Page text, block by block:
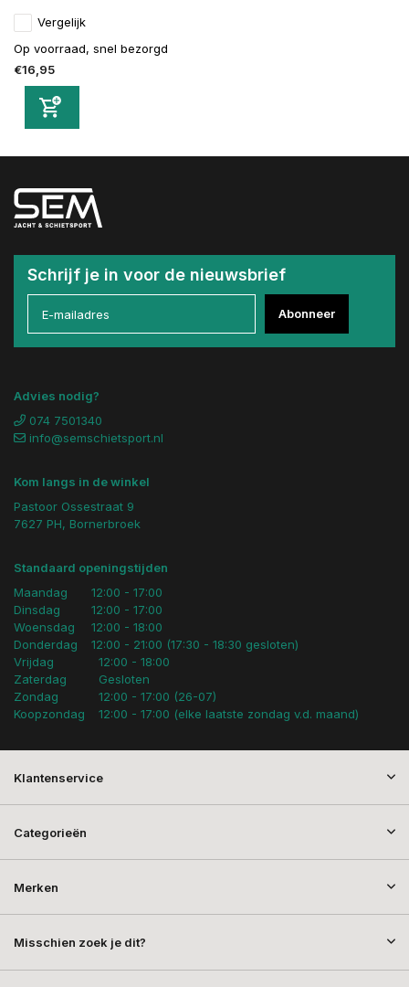
Vergelijk
Op voorraad, snel bezorgd
€16,95
Schrijf je in voor de nieuwsbrief
Abonneer
Advies nodig?
074 7501340
info@semschietsport.nl
Kom langs in de winkel
Pastoor Ossestraat 9
7627 PH, Bornerbroek
Standaard openingstijden
Maandag
Dinsdag
Woensdag
Donderdag
12:00 - 17:00
12:00 - 17:00
12:00 - 18:00
12:00 - 21:00 (17:30 - 18:30 gesloten)
Vrijdag
Zaterdag
Zondag
Koopzondag
12:00 - 18:00
Gesloten
12:00 - 17:00 (26-07)
12:00 - 17:00 (elke laatste zondag v.d. maand)
Klantenservice
Categorieën
Merken
Misschien zoek je dit?